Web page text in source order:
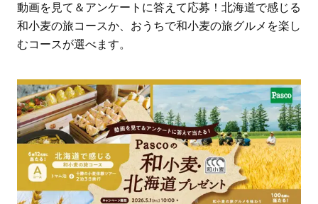
ス学」
タログ
動画を見て＆アンケートに答えて応募！北海道で感じる
和小麦の旅コースか、おうちで和小麦の旅グルメを楽し
むコースが選べます。